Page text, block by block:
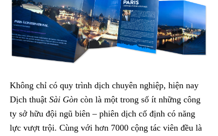
Không chỉ có quy trình dịch chuyên nghiệp, hiện nay
Dịch thuật Sài Gòn còn là một trong số ít những công
ty sở hữu đội ngũ biên – phiên dịch cố định có năng
lực vượt trội. Cùng với hơn 7000 cộng tác viên đều là